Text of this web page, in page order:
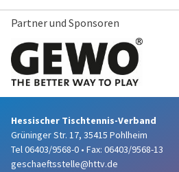
Partner und Sponsoren
Hessischer Tischtennis-Verband
Grüninger Str. 17, 35415 Pohlheim
Tel 06403/9568-0 • Fax: 06403/9568-13
geschaeftsstelle@httv.de